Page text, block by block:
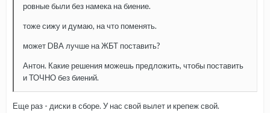
ровные были без намека на биение.
тоже сижу и думаю, на что поменять.
может DBA лучше на ЖБТ поставить?
Антон. Какие решения можешь предложить, чтобы поставить
и ТОЧНО без биений.
Еще раз - диски в сборе. У нас свой вылет и крепеж свой.